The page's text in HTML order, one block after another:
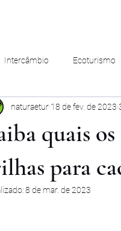
Intercâmbio Ecoturismo
quais
para
naturaetur 18 de fev. de 2023
8 de mar. de 2023